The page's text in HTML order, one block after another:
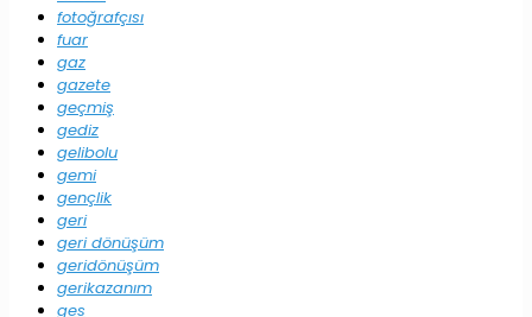
fotoğrafçısı
fuar
gaz
gazete
geçmiş
gediz
gelibolu
gemi
gençlik
geri
geri dönüşüm
geridönüşüm
gerikazanım
ges